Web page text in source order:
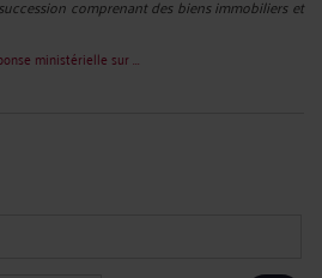
comprenant des biens immobiliers et
ministérielle sur ...